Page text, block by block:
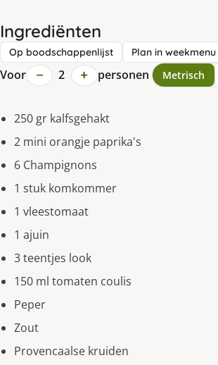
Ingrediënten
Op boodschappenlijst Plan in weekmenu
Voor − 2 + personen Metrisch
250 gr kalfsgehakt
2 mini orangje paprika's
6 Champignons
1 stuk komkommer
1 vleestomaat
1 ajuin
3 teentjes look
150 ml tomaten coulis
Peper
Zout
Provencaalse kruiden